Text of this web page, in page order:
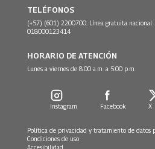
TELÉFONOS
(+57) (601) 2200700. Línea gratuita nacional:
018000123414
HORARIO DE ATENCIÓN
Lunes a viernes de 8:00 a.m. a 5:00 p.m.
Instagram Facebook X
Política de privacidad y tratamiento de datos
Condiciones de uso
Accesibilidad